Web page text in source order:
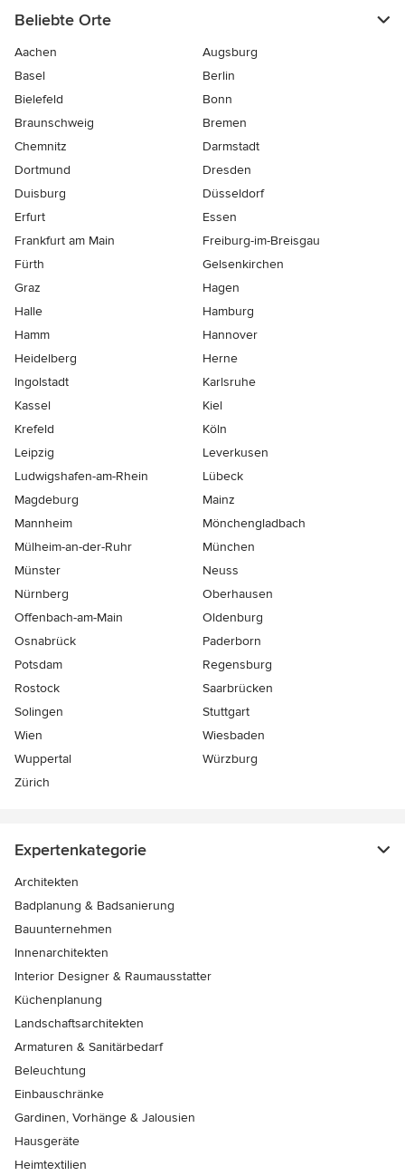
Beliebte Orte
Aachen
Augsburg
Basel
Berlin
Bielefeld
Bonn
Braunschweig
Bremen
Chemnitz
Darmstadt
Dortmund
Dresden
Duisburg
Düsseldorf
Erfurt
Essen
Frankfurt am Main
Freiburg-im-Breisgau
Fürth
Gelsenkirchen
Graz
Hagen
Halle
Hamburg
Hamm
Hannover
Heidelberg
Herne
Ingolstadt
Karlsruhe
Kassel
Kiel
Krefeld
Köln
Leipzig
Leverkusen
Ludwigshafen-am-Rhein
Lübeck
Magdeburg
Mainz
Mannheim
Mönchen­gladbach
Mülheim-an-der-Ruhr
München
Münster
Neuss
Nürnberg
Oberhausen
Offenbach-am-Main
Oldenburg
Osnabrück
Paderborn
Potsdam
Regensburg
Rostock
Saarbrücken
Solingen
Stuttgart
Wien
Wiesbaden
Wuppertal
Würzburg
Zürich
Expertenkategorie
Architekten
Badplanung & Badsanierung
Bauunternehmen
Innenarchitekten
Interior Designer & Raumausstatter
Küchenplanung
Landschaftsarchitekten
Armaturen & Sanitärbedarf
Beleuchtung
Einbauschränke
Gardinen, Vorhänge & Jalousien
Hausgeräte
Heimtextilien